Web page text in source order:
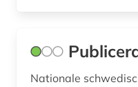
Nationale